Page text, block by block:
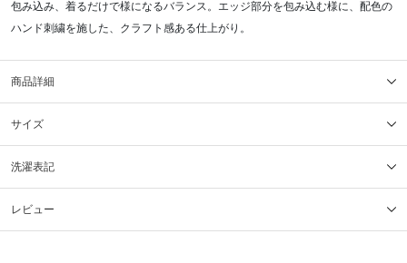
包み込み、着るだけで様になるバランス。エッジ部分を包み込む様に、配色の
ハンド刺繍を施した、クラフト感ある仕上がり。
商品詳細
サイズ
洗濯表記
レビュー